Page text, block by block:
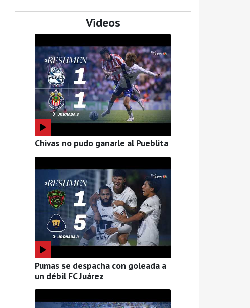
Videos
Chivas no pudo ganarle al Pueblita
Pumas se despacha con goleada a
un débil FC Juárez